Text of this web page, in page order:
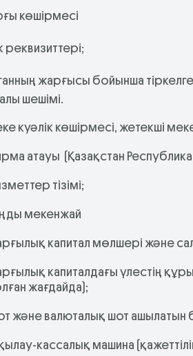
көшірмесі
реквизиттері;
жарғысы бойынша
шешімі.
куәлік көшірмесі, жетекші
атауы (Қазақстан
тізімі;
мекенжай
капитал мөлшері және
капиталдағы үлестің
жағдайда);
және валюталық шот ашылатын
кассалық машина